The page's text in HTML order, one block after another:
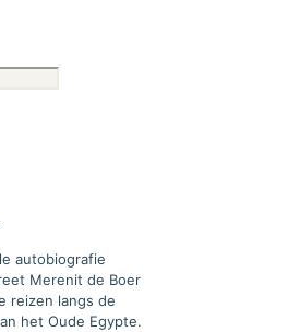
autobiografie
Merenit de Boer
reizen langs de
het Oude Egypte.